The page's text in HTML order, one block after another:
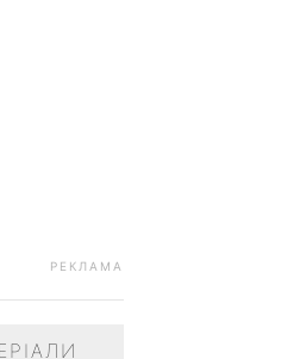
РЕКЛАМА